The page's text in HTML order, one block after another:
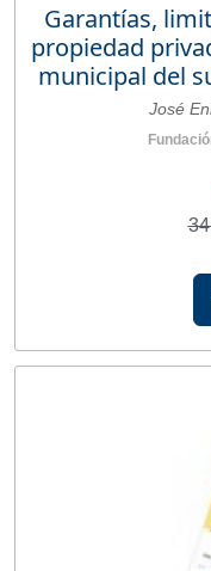
Garantías,
propiedad
municipal del
José